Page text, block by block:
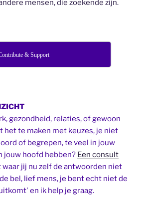
mensen, die zoekende zijn.
& Support
gezondheid, relaties, of gewoon
het te maken met keuzes, je niet
of begrepen, te veel in jouw
jouw hoofd hebben? Een consult
jij nu zelf de antwoorden niet
bel, lief mens, je bent echt niet de
en ik help je graag.